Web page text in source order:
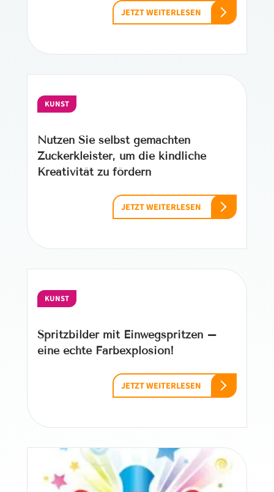
JETZT WEITERLESEN
KUNST
Nutzen Sie selbst gemachten
Zuckerkleister, um die kindliche
Kreativität zu fördern
JETZT WEITERLESEN
KUNST
Spritzbilder mit Einwegspritzen –
eine echte Farbexplosion!
JETZT WEITERLESEN